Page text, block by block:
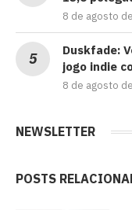
8 de agosto
Duskfade:
jogo indie
8 de agosto
NEWSLETTER
POSTS